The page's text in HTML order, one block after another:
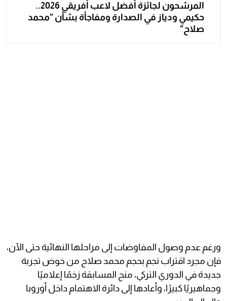
المرشحون لجائزة أفضل لاعب أفريقي 2026..
حكيمي ودياز في الصدارة ومفاجأة بشأن "محمد
صلاح"
ورغم عدم وصول المفاوضات إلى مراحلها النهائية حتى الآن،
فإن مجرد اقتراب نجم بحجم محمد صلاح من خوض تجربة
جديدة في الدوري التركي، منح المسابقة زخمًا إعلاميًا
وجماهيريًا كبيرًا، وأعادها إلى دائرة الاهتمام داخل أوروبا